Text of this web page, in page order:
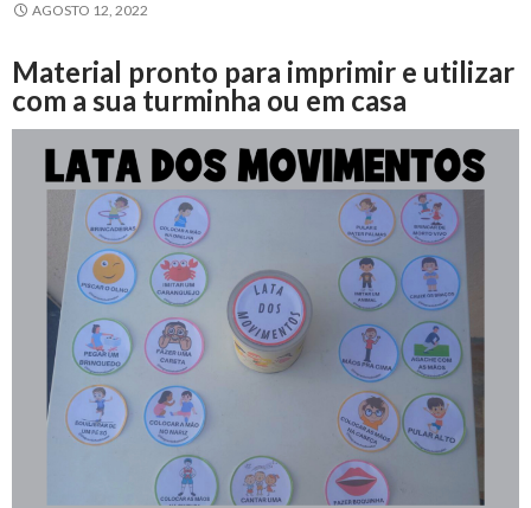
AGOSTO 12, 2022
Material pronto para imprimir e utilizar
com a sua turminha ou em casa